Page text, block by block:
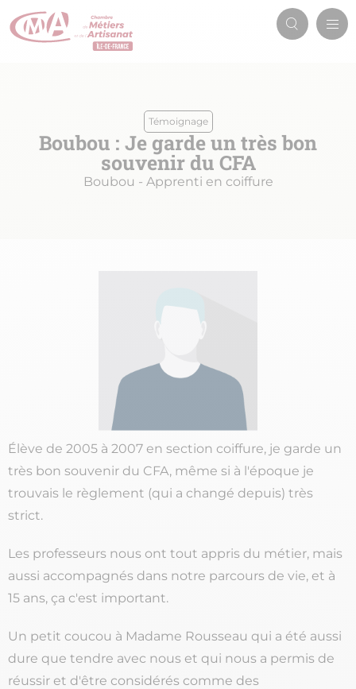
Aller
au
Témoignage
Boubou : Je garde un très bon
souvenir du CFA
Boubou - Apprenti en coiffure
Élève de 2005 à 2007 en section coiffure, je garde un
très bon souvenir du CFA, même si à l'époque je
trouvais le règlement (qui a changé depuis) très
strict.
Les professeurs nous ont tout appris du métier, mais
aussi accompagnés dans notre parcours de vie, et à
15 ans, ça c'est important.
Un petit coucou à Madame Rousseau qui a été aussi
dure que tendre avec nous et qui nous a permis de
réussir et d'être considérés comme des